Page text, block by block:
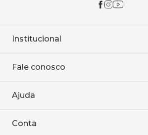
Institucional
Onde encontrar
Baixe o APP
Fale conosco
WhatsApp
Ajuda
Política de entrega
Conta